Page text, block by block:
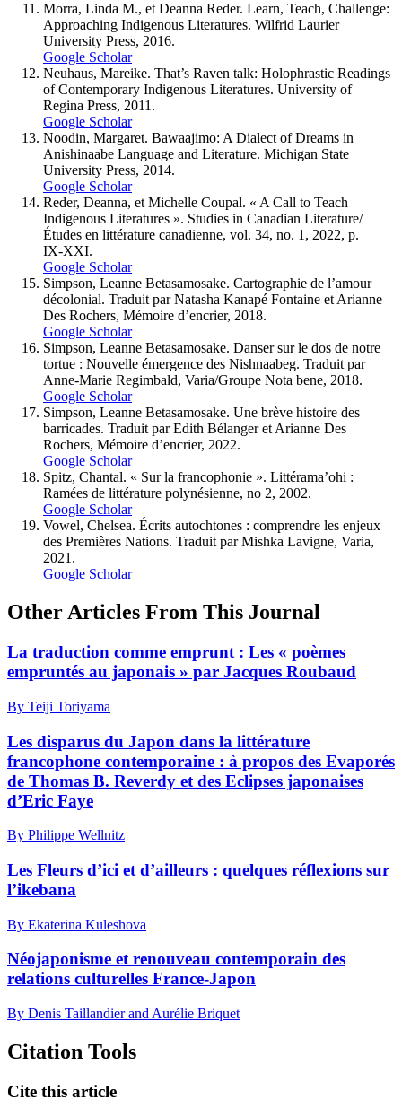
Morra, Linda M., et Deanna Reder. Learn, Teach, Challenge:
Approaching Indigenous Literatures. Wilfrid Laurier
University Press, 2016.
Google Scholar
Neuhaus, Mareike. That’s Raven talk: Holophrastic Readings
of Contemporary Indigenous Literatures. University of
Regina Press, 2011.
Google Scholar
Noodin, Margaret. Bawaajimo: A Dialect of Dreams in
Anishinaabe Language and Literature. Michigan State
University Press, 2014.
Google Scholar
Reder, Deanna, et Michelle Coupal. « A Call to Teach
Indigenous Literatures ». Studies in Canadian Literature/
Études en littérature canadienne, vol. 34, no. 1, 2022, p.
IX‑XXI.
Google Scholar
Simpson, Leanne Betasamosake. Cartographie de l’amour
décolonial. Traduit par Natasha Kanapé Fontaine et Arianne
Des Rochers, Mémoire d’encrier, 2018.
Google Scholar
Simpson, Leanne Betasamosake. Danser sur le dos de notre
tortue : Nouvelle émergence des Nishnaabeg. Traduit par
Anne-Marie Regimbald, Varia/Groupe Nota bene, 2018.
Google Scholar
Simpson, Leanne Betasamosake. Une brève histoire des
barricades. Traduit par Edith Bélanger et Arianne Des
Rochers, Mémoire d’encrier, 2022.
Google Scholar
Spitz, Chantal. « Sur la francophonie ». Littérama’ohi :
Ramées de littérature polynésienne, no 2, 2002.
Google Scholar
Vowel, Chelsea. Écrits autochtones : comprendre les enjeux
des Premières Nations. Traduit par Mishka Lavigne, Varia,
2021.
Google Scholar
Other Articles From This Journal
La traduction comme emprunt : Les « poèmes
empruntés au japonais » par Jacques Roubaud
By Teiji Toriyama
Les disparus du Japon dans la littérature
francophone contemporaine : à propos des Evaporés
de Thomas B. Reverdy et des Eclipses japonaises
d’Eric Faye
By Philippe Wellnitz
Les Fleurs d’ici et d’ailleurs : quelques réflexions sur
l’ikebana
By Ekaterina Kuleshova
Néojaponisme et renouveau contemporain des
relations culturelles France-Japon
By Denis Taillandier and Aurélie Briquet
Citation Tools
Cite this article